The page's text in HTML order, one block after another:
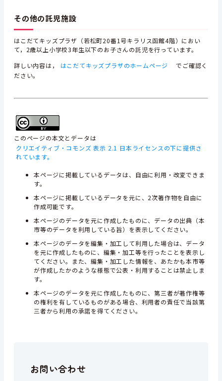
その他の託児施設
はこだてキッズプラザ（若松町20番1号キラリス函館4階）におい
て，2歳以上小学校3年生以下のお子さんの託児を行っています。
詳しい内容は，
はこだてキッズプラザのホームページ
でご確認く
ださい。
このページの本文とデータは
クリエイティブ・コモンズ 表示 2.1 日本ライセンスの下に提供さ
れています。
本ページに掲載しているデータは、自由に利用・改変できま
す。
本ページに掲載しているデータを元に、2次著作物を自由に
作成可能です。
本ページのデータを元に作成したものに、データの出典（本
市等のデータを利用している旨）を表示してください。
本ページのデータを編集・加工して利用した場合は、データ
を元に作成したものに、編集・加工等を行ったことを表示し
てください。また、編集・加工した情報を、あたかも本市等
が作成したかのような様態で公表・利用することは禁止しま
す。
本ページのデータを元に作成したものに、第三者が著作権等
の権利を有しているものがある場合、利用者の責任で当該第
三者から利用の承諾を得てください。
お問い合わせ